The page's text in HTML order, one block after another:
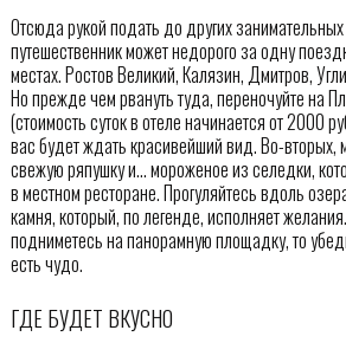
Отсюда рукой подать до других
путешественник может недорого за одну
местах. Ростов Великий, Калязин, Дмитров,
Но прежде чем рвануть туда, переночуйте на
(стоимость суток в отеле начинается от 2000
вас будет ждать красивейший вид. Во-вторых,
свежую ряпушку и… мороженое из селедки,
в местном ресторане. Прогуляйтесь вдоль
камня, который, по легенде, исполняет
подниметесь на панорамную площадку, то
есть чудо.
ГДЕ БУДЕТ ВКУСНО